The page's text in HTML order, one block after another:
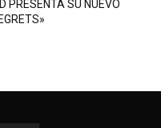
PRESENTA SU NUEVO